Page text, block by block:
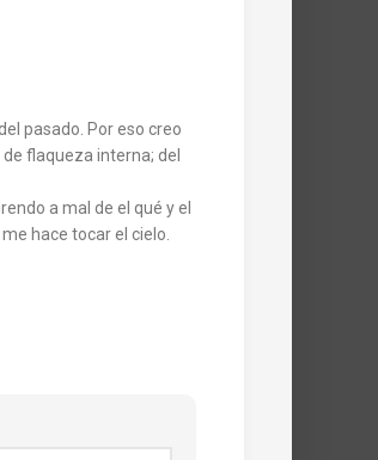
pasado. Por eso creo
flaqueza interna; del
a mal de el qué y el
hace tocar el cielo.